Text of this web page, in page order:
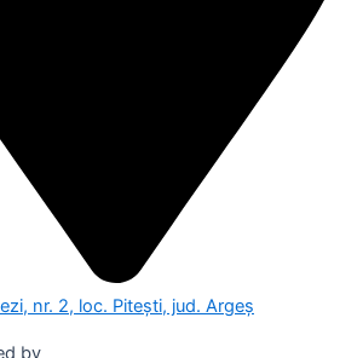
nr. 2, loc. Pitești, jud. Argeș
by